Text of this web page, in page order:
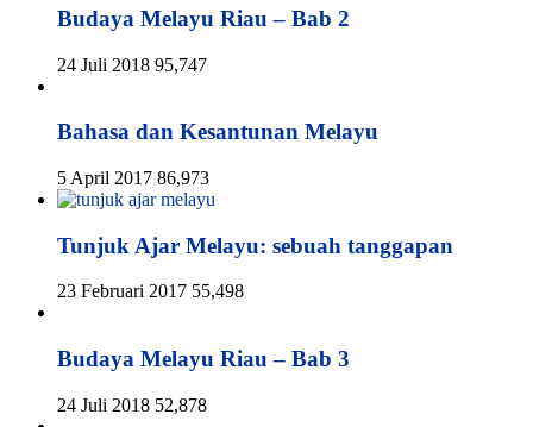
Budaya Melayu Riau – Bab 2
24 Juli 2018 95,747
Bahasa dan Kesantunan Melayu
5 April 2017 86,973
Tunjuk Ajar Melayu: sebuah tanggapan
23 Februari 2017 55,498
Budaya Melayu Riau – Bab 3
24 Juli 2018 52,878